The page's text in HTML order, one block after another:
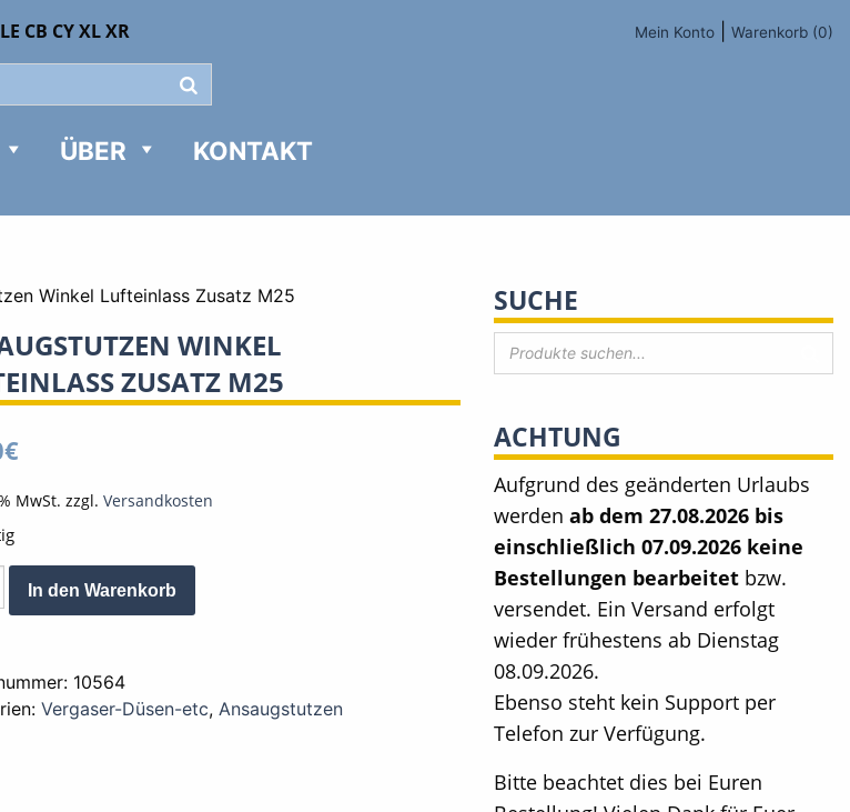
CB CY XL XR Mein Konto Warenkorb (0)
ÜBER KONTAKT
Winkel Lufteinlass Zusatz M25
WINKEL
ZUSATZ M25
€
MwSt. zzgl. Versandkosten
In den Warenkorb
10564
Vergaser-Düsen-etc, Ansaugstutzen
SUCHE
ACHTUNG
Aufgrund des geänderten Urlaubs
werden ab dem 27.08.2026 bis
einschließlich 07.09.2026 keine
Bestellungen bearbeitet bzw.
versendet. Ein Versand erfolgt
wieder frühestens ab Dienstag
08.09.2026.
Ebenso steht kein Support per
Telefon zur Verfügung.
Bitte beachtet dies bei Euren